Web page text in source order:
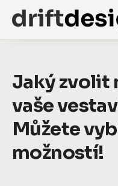
Jaký zvolit
vaše
Můžete
možností!